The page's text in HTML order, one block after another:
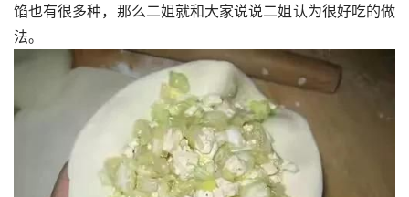
馅也有很多种，那么二姐就和大家说说二姐认为很好吃的做
法。